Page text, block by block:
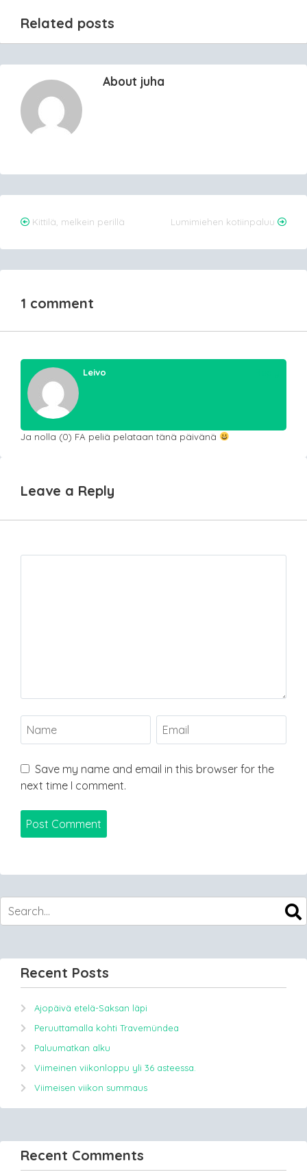
Related posts
About juha
Post
navigation
Kittilä, melkein perillä Lumimiehen kotiinpaluu
1 comment
Leivo
Ja nolla (0) FA peliä pelataan tänä päivänä
Leave a Reply
Save my name and email in this browser for the
next time I comment.
Recent Posts
Ajopäivä etelä-Saksan läpi
Peruuttamalla kohti Travemündea
Paluumatkan alku
Viimeinen viikonloppu yli 36 asteessa.
Viimeisen viikon summaus
Recent Comments